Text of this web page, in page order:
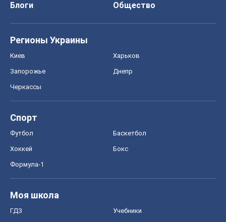
Блоги
Общество
Регионы Украины
Киев Харьков
Запорожье Днепр
Черкассы
Спорт
Футбол Баскетбол
Хоккей Бокс
Формула-1
Моя школа
ГДЗ Учебники